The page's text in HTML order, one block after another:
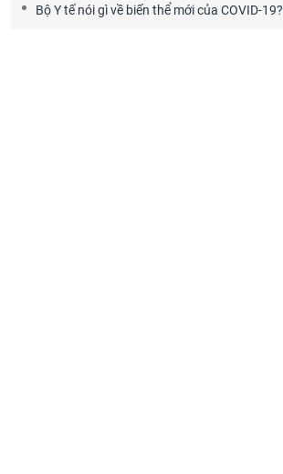
Bộ Y tế nói gì về biến thể mới của COVID-19?